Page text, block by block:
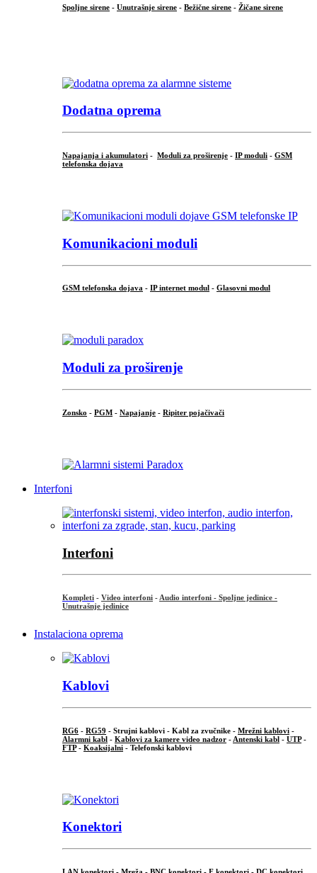
Spoljne sirene - Unutrašnje sirene - Bežične sirene - Žičane sirene
Dodatna oprema
Napajanja i akumulatori - Moduli za proširenje - IP moduli - GSM
telefonska dojava
Komunikacioni moduli
GSM telefonska dojava - IP internet modul - Glasovni modul
Moduli za proširenje
Zonsko - PGM - Napajanje - Ripiter pojačivači
Interfoni
Interfoni
Kompleti - Video interfoni - Audio interfoni - Spoljne jedinice -
Unutrašnje jedinice
Instalaciona oprema
Kablovi
RG6 - RG59 - Strujni kablovi - Kabl za zvučnike - Mrežni kablovi -
Alarmni kabl - Kablovi za kamere video nadzor - Antenski kabl - UTP-
FTP- Koaksijalni - Telefonski kablovi
Konektori